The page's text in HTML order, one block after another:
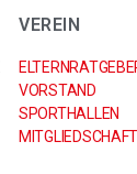
VEREIN
VORSTAND
SPORTHALLEN
MITGLIEDSCHAFT